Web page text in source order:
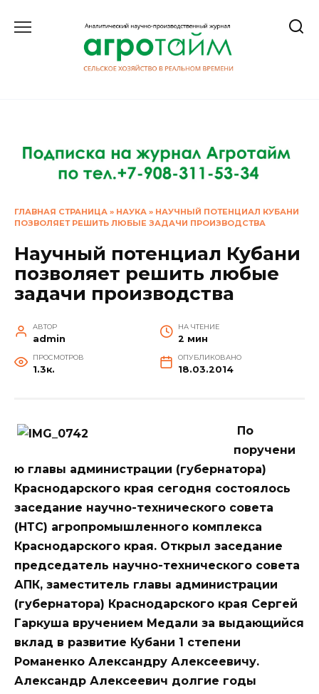
ГЛАВНАЯ СТРАНИЦА » НАУКА » НАУЧНЫЙ ПОТЕНЦИАЛ КУБАНИ
ПОЗВОЛЯЕТ РЕШИТЬ ЛЮБЫЕ ЗАДАЧИ ПРОИЗВОДСТВА
Научный потенциал Кубани
позволяет решить любые
задачи производства
АВТОР
admin
НА ЧТЕНИЕ
2 мин
ПРОСМОТРОВ
1.3к.
ОПУБЛИКОВАНО
18.03.2014
По
поручени
ю главы администрации (губернатора)
Краснодарского края сегодня состоялось
заседание научно-технического совета
(НТС) агропромышленного комплекса
Краснодарского края. Открыл заседание
председатель научно-технического совета
АПК, заместитель главы администрации
(губернатора) Краснодарского края Сергей
Гаркуша вручением Медали за выдающийся
вклад в развитие Кубани 1 степени
Романенко Александру Алексеевичу.
Александр Алексеевич долгие годы